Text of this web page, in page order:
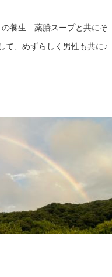
の養生 薬膳スープと共にそ
て、めずらしく男性も共に♪